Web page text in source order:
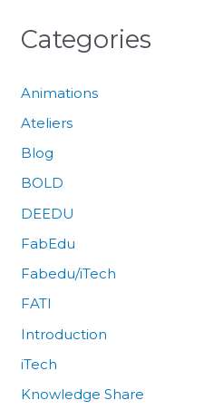
Categories
Animations
Ateliers
Blog
BOLD
DEEDU
FabEdu
Fabedu/iTech
FATI
Introduction
iTech
Knowledge Share